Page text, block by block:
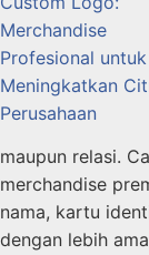
maupun relasi.
merchandise
nama, kartu
dengan lebih